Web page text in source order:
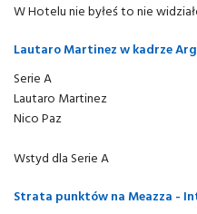
W Hotelu nie byłeś to nie
Lautaro Martinez w kadrze
Serie A
Lautaro Martinez
Nico Paz
Wstyd dla Serie A
Strata punktów na Meazza -